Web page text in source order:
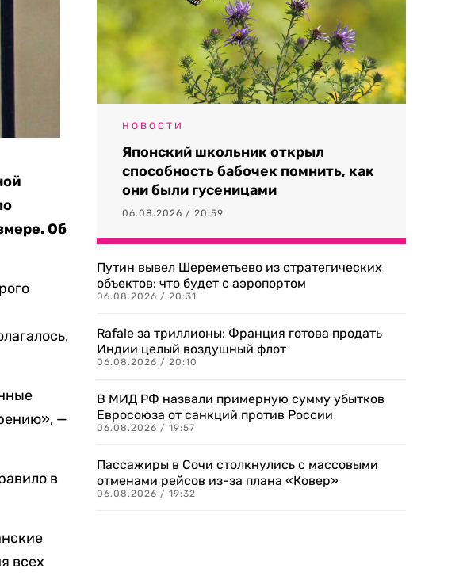
Об
—
в
всех
НОВОСТИ
Японский школьник открыл
способность бабочек помнить, как
они были гусеницами
06.08.2026 / 20:59
Путин вывел Шереметьево из стратегических
объектов: что будет с аэропортом
06.08.2026 / 20:31
Rafale за триллионы: Франция готова продать
Индии целый воздушный флот
06.08.2026 / 20:10
В МИД РФ назвали примерную сумму убытков
Евросоюза от санкций против России
06.08.2026 / 19:57
Пассажиры в Сочи столкнулись с массовыми
отменами рейсов из-за плана «Ковер»
06.08.2026 / 19:32